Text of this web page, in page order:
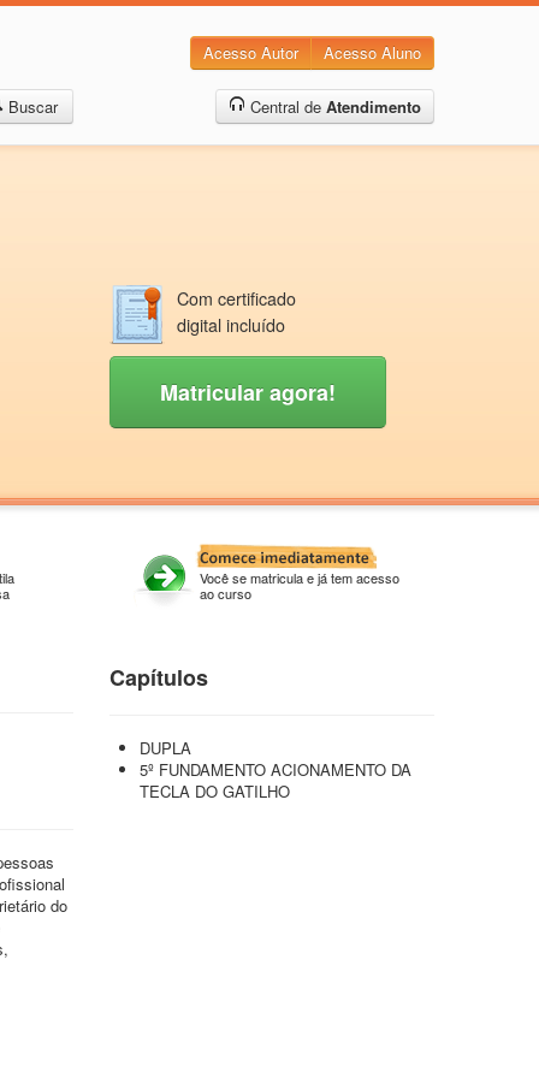
Acesso Autor Acesso Aluno
Buscar Central de Atendimento
Com certificado
digital incluído
Matricular agora!
Você se matricula e já tem acesso
ao curso
do
Capítulos
DUPLA
5º FUNDAMENTO ACIONAMENTO DA
TECLA DO GATILHO